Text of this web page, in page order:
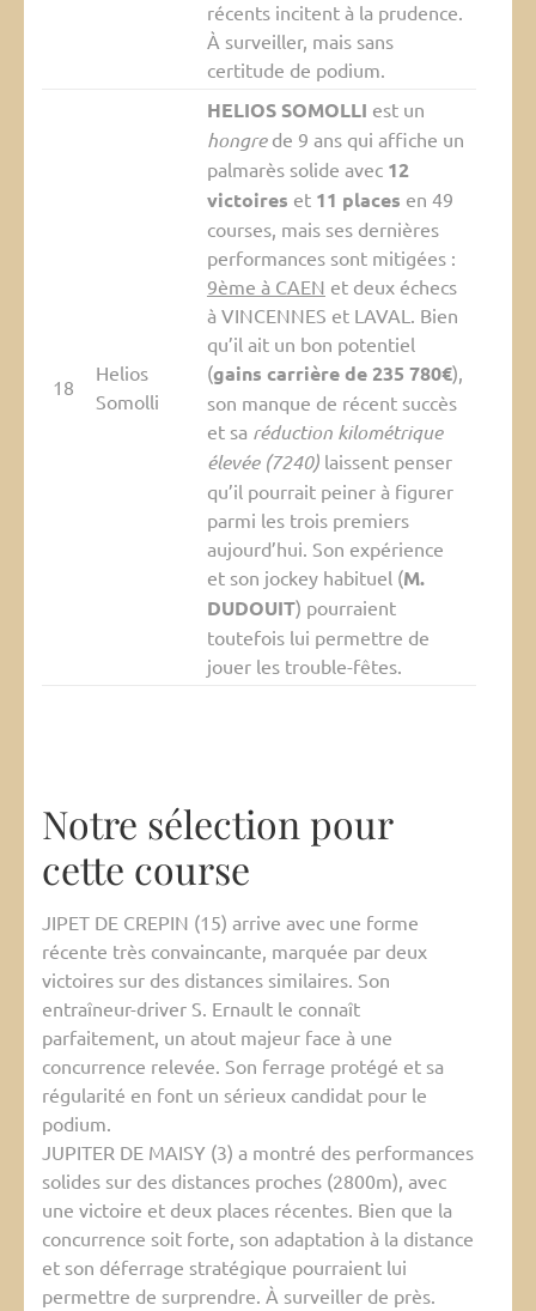
récents incitent à la prudence.
À surveiller, mais sans
certitude de podium.
18
Helios
Somolli
HELIOS SOMOLLI est un
hongrede 9 ans qui affiche un
palmarès solide avec 12
victoires et 11 places en 49
courses, mais ses dernières
performances sont mitigées :
9ème à CAEN et deux échecs
à VINCENNES et LAVAL. Bien
qu’il ait un bon potentiel
(gains carrière de 235 780€),
son manque de récent succès
et sa réduction kilométrique
élevée (7240)laissent penser
qu’il pourrait peiner à figurer
parmi les trois premiers
aujourd’hui. Son expérience
et son jockey habituel (M.
DUDOUIT) pourraient
toutefois lui permettre de
jouer les trouble-fêtes.
Notre sélection pour
cette course
JIPET DE CREPIN (15) arrive avec une forme
récente très convaincante, marquée par deux
victoires sur des distances similaires. Son
entraîneur-driver S. Ernault le connaît
parfaitement, un atout majeur face à une
concurrence relevée. Son ferrage protégé et sa
régularité en font un sérieux candidat pour le
podium.
JUPITER DE MAISY (3) a montré des performances
solides sur des distances proches (2800m), avec
une victoire et deux places récentes. Bien que la
concurrence soit forte, son adaptation à la distance
et son déferrage stratégique pourraient lui
permettre de surprendre. À surveiller de près.